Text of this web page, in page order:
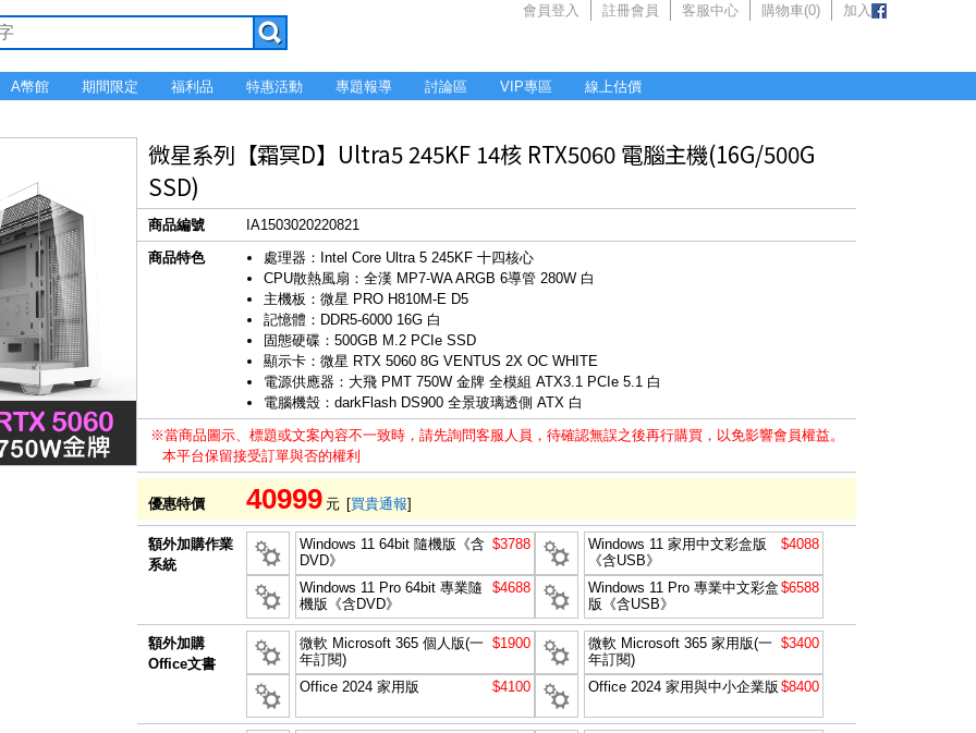
會員登入 註冊會員 客服中心 購物車(0) 加入
A幣館 期間限定 福利品 特惠活動 專題報導 討論區 VIP專區 線上估價
微星系列【霜冥D】Ultra5 245KF 14核 RTX5060 電腦主機(16G/500G
SSD)
商品編號
IA1503020220821
商品特色
處理器：Intel Core Ultra 5 245KF 十四核心
CPU散熱風扇：全漢 MP7-WA ARGB 6導管 280W 白
主機板：微星 PRO H810M-E D5
記憶體：DDR5-6000 16G 白
固態硬碟：500GB M.2 PCIe SSD
顯示卡：微星 RTX 5060 8G VENTUS 2X OC WHITE
電源供應器：大飛 PMT 750W 金牌 全模組 ATX3.1 PCIe 5.1 白
電腦機殼：darkFlash DS900 全景玻璃透側 ATX 白
※當商品圖示、標題或文案內容不一致時，請先詢問客服人員，待確認無誤之後再行購買，以免影響會員權益。
本平台保留接受訂單與否的權利
優惠特價 40999 元 [買貴通報]
額外加購作業
系統
Windows 11 64bit 隨機版《含
DVD》
$3788
Windows 11 家用中文彩盒版
《含USB》
$4088
Windows 11 Pro 64bit 專業隨
機版《含DVD》
$4688
Windows 11 Pro 專業中文彩盒
版《含USB》
$6588
額外加購
Office文書
微軟 Microsoft 365 個人版(一
年訂閱)
$1900
微軟 Microsoft 365 家用版(一
年訂閱)
$3400
Office 2024 家用版 $4100 Office 2024 家用與中小企業版 $8400